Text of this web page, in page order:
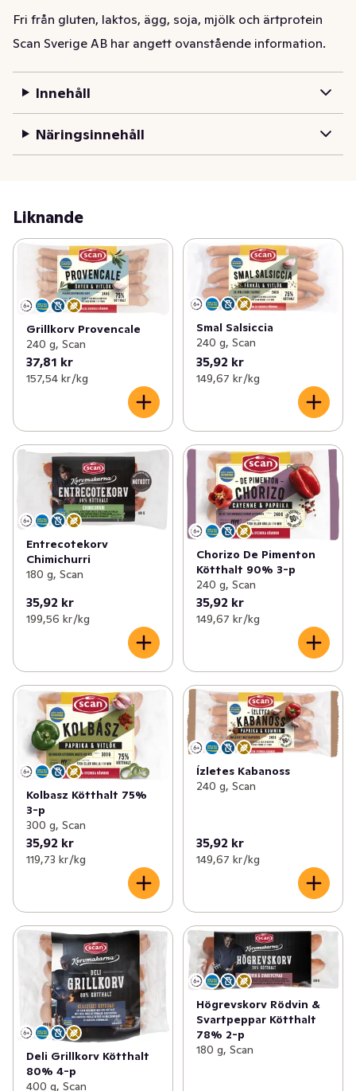
Fri från gluten, laktos, ägg, soja, mjölk och ärtprotein
hängivna korvmakare.
Scan Sverige AB har angett ovanstående information.
Innehåll
Näringsinnehåll
Liknande
Grillkorv Provencale
240 g, Scan
37,81 kr
157,54 kr /kg
Smal Salsiccia
240 g, Scan
35,92 kr
149,67 kr /kg
Entrecotekorv
Chimichurri
180 g, Scan
35,92 kr
199,56 kr /kg
Chorizo De Pimenton
Kötthalt 90% 3-p
240 g, Scan
35,92 kr
149,67 kr /kg
Kolbasz Kötthalt 75%
3-p
300 g, Scan
35,92 kr
119,73 kr /kg
Ízletes Kabanoss
240 g, Scan
35,92 kr
149,67 kr /kg
Deli Grillkorv Kötthalt
80% 4-p
400 g, Scan
Högrevskorv Rödvin &
Svartpeppar Kötthalt
78% 2-p
180 g, Scan